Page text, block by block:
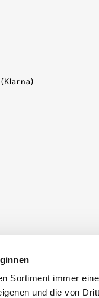
Sortiment immer
und die von